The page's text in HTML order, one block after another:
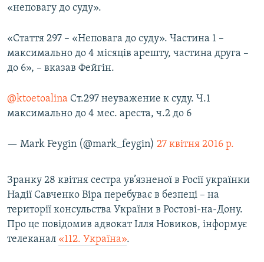
«неповагу до суду».
«Стаття 297 – «Неповага до суду». Частина 1 –
максимально до 4 місяців арешту, частина друга –
до 6», – вказав Фейгін.
@ktoetoalina Ст.297 неуважение к суду. Ч.1
максимально до 4 мес. ареста, ч.2 до 6
— Mark Feygin (@mark_feygin) 27 квітня 2016 р.
Зранку 28 квітня сестра ув’язненої в Росії українки
Надії Савченко Віра перебуває в безпеці – на
території консульства України в Ростові-на-Дону.
Про це повідомив адвокат Ілля Новиков, інформує
телеканал «112. Україна».